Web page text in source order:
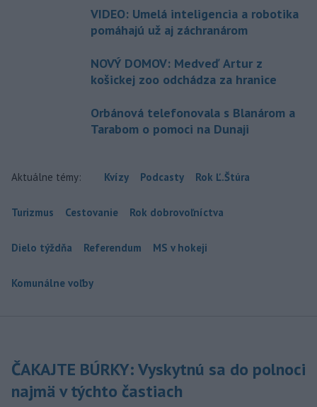
VIDEO: Umelá inteligencia a robotika
pomáhajú už aj záchranárom
NOVÝ DOMOV: Medveď Artur z
košickej zoo odchádza za hranice
Orbánová telefonovala s Blanárom a
Tarabom o pomoci na Dunaji
Aktuálne témy: Kvízy Podcasty Rok Ľ.Štúra
Turizmus Cestovanie Rok dobrovoľníctva
Dielo týždňa Referendum MS v hokeji
Komunálne voľby
ČAKAJTE BÚRKY: Vyskytnú sa do polnoci
najmä v týchto častiach